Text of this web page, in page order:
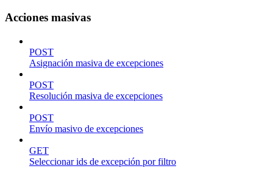
Acciones masivas
POST
Asignación masiva de excepciones
POST
Resolución masiva de excepciones
POST
Envío masivo de excepciones
GET
Seleccionar ids de excepción por filtro